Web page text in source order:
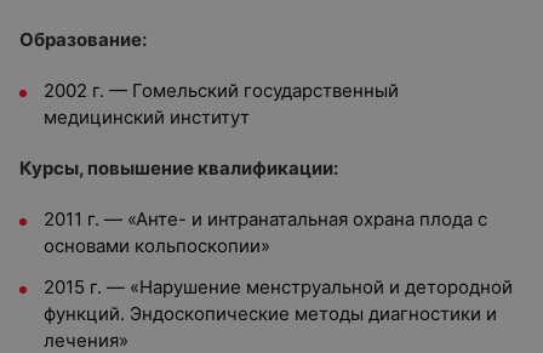
Образование:
2002 г. — Гомельский государственный
медицинский институт
Курсы, повышение квалификации:
2011 г. — «Анте- и интранатальная охрана плода с
основами кольпоскопии»
2015 г. — «Нарушение менструальной и детородной
функций. Эндоскопические методы диагностики и
лечения»